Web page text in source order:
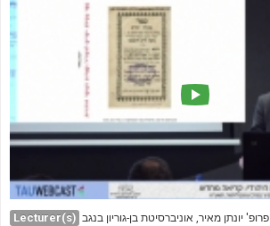
Lecturer(s) פרופ' יונתן מאיר, אוניברסיטת בן-גוריון בנגב